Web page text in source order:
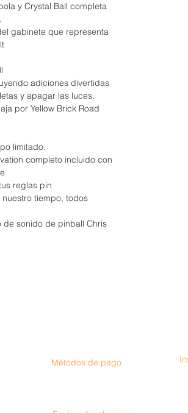
y Crystal Ball completa
gabinete que representa
adiciones divertidas
y apagar las luces.
por Yellow Brick Road
limitado.
completo incluido con
reglas pin
tiempo, todos
de sonido de pinball Chris
Métodos de pago